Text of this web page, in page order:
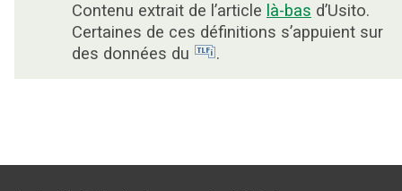
Contenu extrait de l’article là-bas d’Usito.
Certaines de ces définitions s’appuient sur
des données du
.